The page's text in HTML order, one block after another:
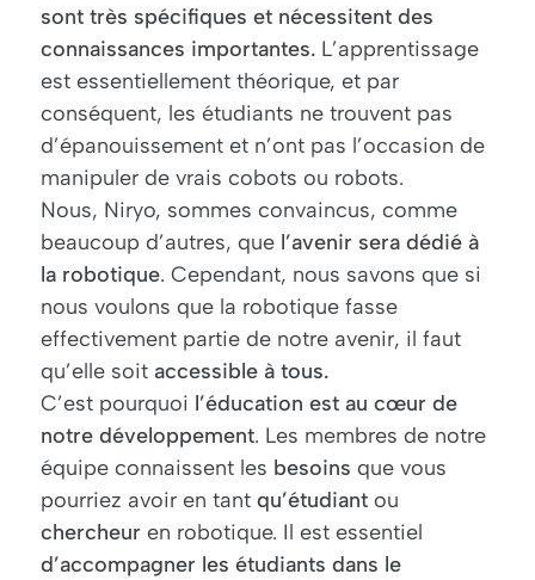
sont très spécifiques et nécessitent des
connaissances importantes. L’apprentissage
est essentiellement théorique, et par
conséquent, les étudiants ne trouvent pas
d’épanouissement et n’ont pas l’occasion de
manipuler de vrais cobots ou robots.
Nous, Niryo, sommes convaincus, comme
beaucoup d’autres, que l’avenir sera dédié à
la robotique. Cependant, nous savons que si
nous voulons que la robotique fasse
effectivement partie de notre avenir, il faut
qu’elle soit accessible à tous.
C’est pourquoi l’éducation est au cœur de
notre développement. Les membres de notre
équipe connaissent les besoins que vous
pourriez avoir en tant qu’étudiant ou
chercheur en robotique. Il est essentiel
d’accompagner les étudiants dans le